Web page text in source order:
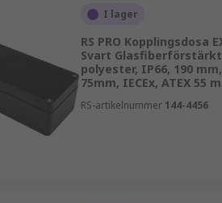
I lager
RS PRO Kopplingsdosa
Svart Glasfiberförstärkt
polyester, IP66, 190 mm,
75mm, IECEx, ATEX 55
RS-artikelnummer 144-4456